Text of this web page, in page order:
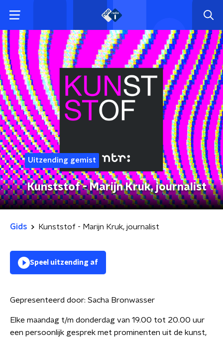
Uitzending gemist
Kunststof - Marijn Kruk, journalist
Gids Kunststof - Marijn Kruk, journalist
Speel uitzending af
Gepresenteerd door: Sacha Bronwasser
Elke maandag t/m donderdag van 19.00 tot 20.00 uur
een persoonlijk gesprek met prominenten uit de kunst,